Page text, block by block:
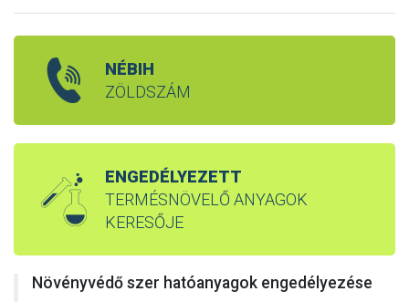
NÉBIH
ZÖLDSZÁM
ENGEDÉLYEZETT
TERMÉSNÖVELŐ ANYAGOK
KERESŐJE
Növényvédő szer hatóanyagok engedélyezése